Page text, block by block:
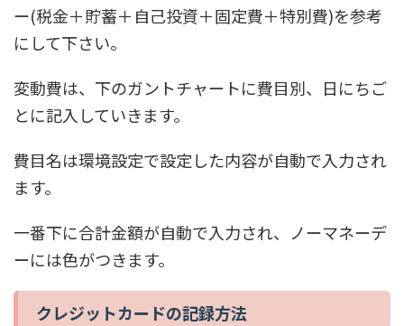
ー(税金＋貯蓄＋自己投資＋固定費＋特別費)を参考
にして下さい。
変動費は、下のガントチャートに費目別、日にちご
とに記入していきます。
費目名は環境設定で設定した内容が自動で入力され
ます。
一番下に合計金額が自動で入力され、ノーマネーデ
ーには色がつきます。
クレジットカードの記録方法